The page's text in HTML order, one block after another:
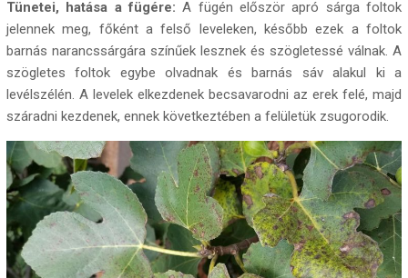
Tünetei, hatása a fügére:A fügén először apró sárga foltok
jelennek meg, főként a felső leveleken, később ezek a foltok
barnás narancssárgára színűek lesznek és szögletessé válnak. A
szögletes foltok egybe olvadnak és barnás sáv alakul ki a
levélszélén. A levelek elkezdenek becsavarodni az erek felé, majd
száradni kezdenek, ennek következtében a felületük zsugorodik.